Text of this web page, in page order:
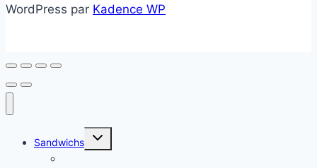
WordPress par Kadence WP
Sandwichs
Ouvrir/fermer